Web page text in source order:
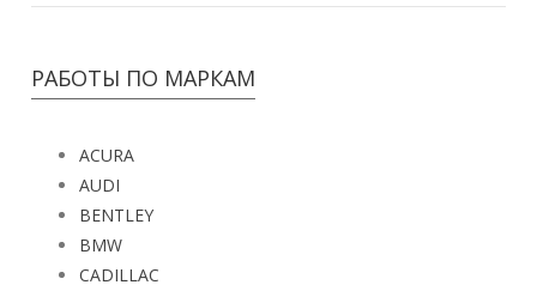
РАБОТЫ ПО МАРКАМ
ACURA
AUDI
BENTLEY
BMW
CADILLAC